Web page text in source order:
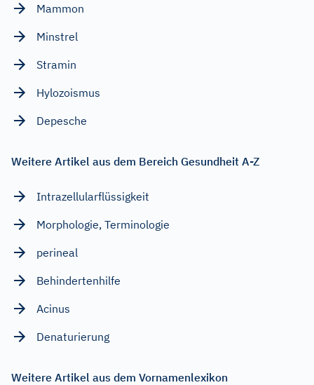
Mammon
Minstrel
Stramin
Hylozoismus
Depesche
Weitere Artikel aus dem Bereich Gesundheit A-Z
Intrazellularflüssigkeit
Morphologie, Terminologie
perineal
Behindertenhilfe
Acinus
Denaturierung
Weitere Artikel aus dem Vornamenlexikon